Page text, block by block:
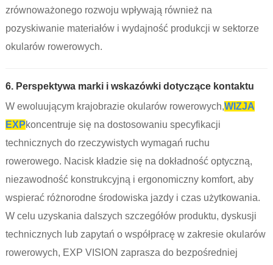
zrównoważonego rozwoju wpływają również na
pozyskiwanie materiałów i wydajność produkcji w sektorze
okularów rowerowych.
6. Perspektywa marki i wskazówki dotyczące kontaktu
W ewoluującym krajobrazie okularów rowerowych,WIZJA
EXPkoncentruje się na dostosowaniu specyfikacji
technicznych do rzeczywistych wymagań ruchu
rowerowego. Nacisk kładzie się na dokładność optyczną,
niezawodność konstrukcyjną i ergonomiczny komfort, aby
wspierać różnorodne środowiska jazdy i czas użytkowania.
W celu uzyskania dalszych szczegółów produktu, dyskusji
technicznych lub zapytań o współpracę w zakresie okularów
rowerowych, EXP VISION zaprasza do bezpośredniej